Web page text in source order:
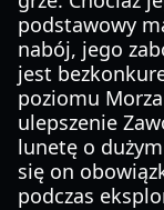
podstawowy
nabój, jego
jest
poziomu
ulepszenie
lunetę o
się on
podczas